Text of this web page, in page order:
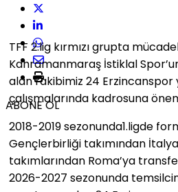
ABONE OL
TFF 2.lig kırmızı grupta
Kahramanmaraş İstiklal
alan rakibimiz 24
çalışmalarında kadrosuna
2018-2019 sezonunda1.ligde
Gençlerbirliği takımından
takımlarından Roma’ya
2026-2027 sezonunda